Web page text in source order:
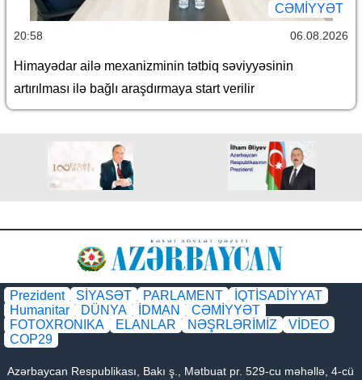
CƏMİYYƏT
20:58 06.08.2026
Himayədar ailə mexanizminin tətbiq səviyyəsinin
artırılması ilə bağlı araşdırmaya start verilir
Prezident SİYASƏT PARLAMENT
İQTİSADİYYAT
Humanitar
DÜNYA İDMAN
CƏMİYYƏT
FOTOXRONIKA
ELANLAR NƏŞRLƏRİMİZ
VİDEO
COP29
Azərbaycan Respublikası, Bakı ş., Mətbuat pr. 529-cu məhəllə, 4-cü